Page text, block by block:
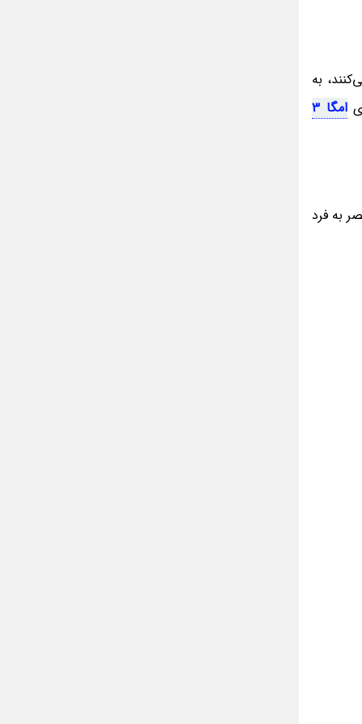
به
امگا 3
به فرد